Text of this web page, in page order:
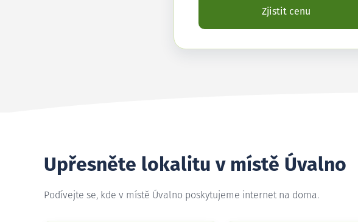
Zjistit cenu
Upřesněte lokalitu v místě Úvalno
Podívejte se, kde v místě Úvalno poskytujeme internet na doma.